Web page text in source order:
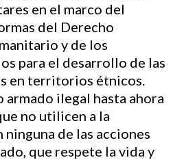
en el marco del
del Derecho
y de los
para el desarrollo de las
en territorios étnicos.
armado ilegal hasta ahora
no utilicen a la
de las acciones
que respete la vida y